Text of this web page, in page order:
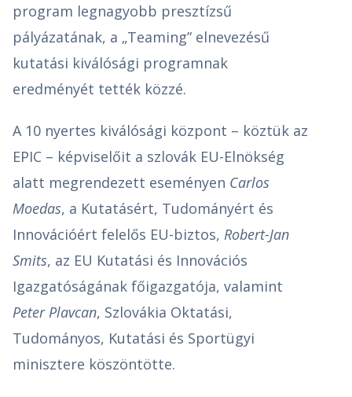
program legnagyobb presztízsű
pályázatának, a „Teaming” elnevezésű
kutatási kiválósági programnak
eredményét tették közzé.
A 10 nyertes kiválósági központ – köztük az
EPIC – képviselőit a szlovák EU-Elnökség
alatt megrendezett eseményen Carlos
Moedas, a Kutatásért, Tudományért és
Innovációért felelős EU-biztos, Robert-Jan
Smits, az EU Kutatási és Innovációs
Igazgatóságának főigazgatója, valamint
Peter Plavcan, Szlovákia Oktatási,
Tudományos, Kutatási és Sportügyi
minisztere köszöntötte.